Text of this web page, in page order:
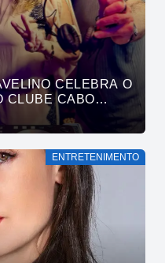
CELEBRA O
CLUBE CABO
ENTRETENIMENTO